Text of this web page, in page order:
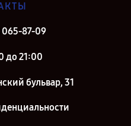
065-87-09
до 21:00
бульвар, 31